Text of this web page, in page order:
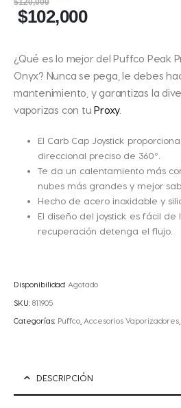
$120,000
$102,000
¿Qué es lo mejor del Puffco Peak
Onyx? Nunca se pega, le debes
mantenimiento, y garantizas la
vaporizas con tuProxy.
El Carb Cap Joystick
direccional preciso de 360º.
Te da un calentamiento más
nubes más grandes y mejor
Hecho de acero inoxidable y
El diseño del joystick es fácil
recuperación detenga el flujo.
Disponibilidad: Agotado
SKU: 811905
Categorías: Puffco Accesorios Vaporizadores
DESCRIPCIÓN